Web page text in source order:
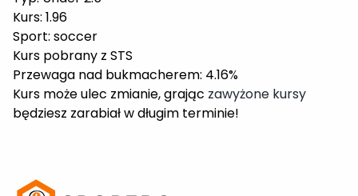
Sport: soccer
Kurs pobrany z STS
Przewaga nad bukmacherem: 4.16%
Kurs może ulec zmianie, grając zawyżone kursy
będziesz zarabiał w długim terminie!